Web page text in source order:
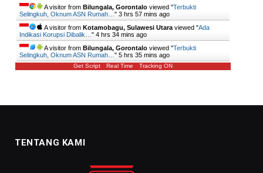
A visitor from Bilungala, Gorontalo viewed "Terbukti
Selingkuh, Oknum ASN Rumah… " 3 hrs 57 mins ago
A visitor from Kotamobagu, Sulawesi Utara viewed "Ada
Indikasi Korupsi Dibalik… " 4 hrs 34 mins ago
A visitor from Bilungala, Gorontalo viewed "Terbukti
Selingkuh, Oknum ASN Rumah… " 5 hrs 35 mins ago
Get Script Real Time Tracking ON
TENTANG KAMI